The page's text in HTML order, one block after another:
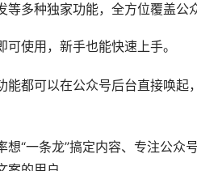
多种独家功能，全方位覆盖公
使用，新手也能快速上手。
都可以在公众号后台直接唤起
“一条龙”搞定内容、专注公众